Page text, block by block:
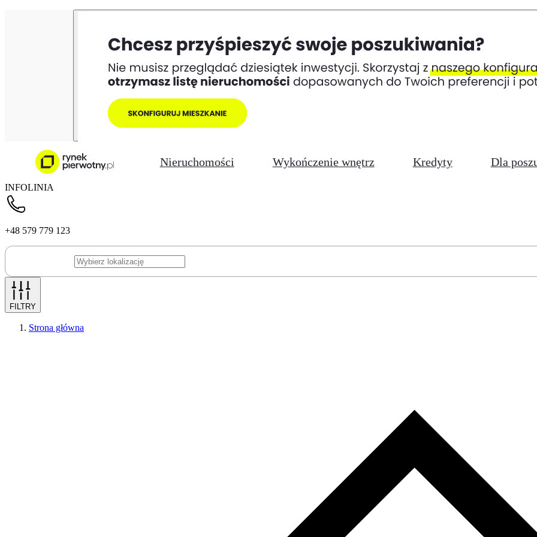
Nieruchomości Wykończenie wnętrz Kredyty Dla
INFOLINIA
+48 579 779 123
FILTRY
Strona główna